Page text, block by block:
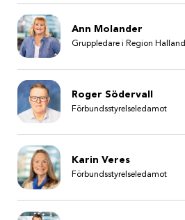
Ann Molander
Gruppledare i Region Halland
Roger Södervall
Förbundsstyrelseledamot
Karin Veres
Förbundsstyrelseledamot